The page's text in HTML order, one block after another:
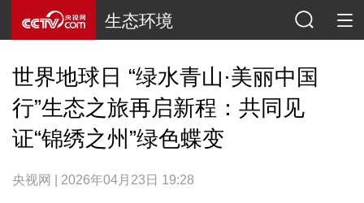
生态环境
世界地球日 “绿水青山·美丽中国
行”生态之旅再启新程：共同见
证“锦绣之州”绿色蝶变
央视网 | 2026年04月23日 19:28